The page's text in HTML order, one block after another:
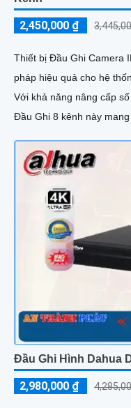
2,450,000 ₫
Thiết bị Đầu Ghi Camera
pháp hiệu quả cho hệ
Với khả năng nâng cấp
Đầu Ghi 8 kênh này
Đầu Ghi Hình Dahua
2,980,000 ₫